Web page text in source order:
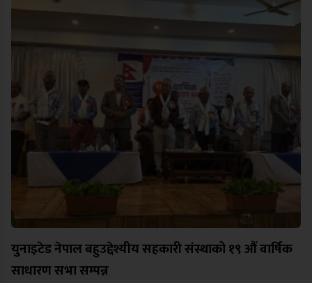
युनाइटेड नेपाल बहुउद्देश्यीय सहकारी संस्थाको १९ औं वार्षिक
साधारण सभा सम्पन्न